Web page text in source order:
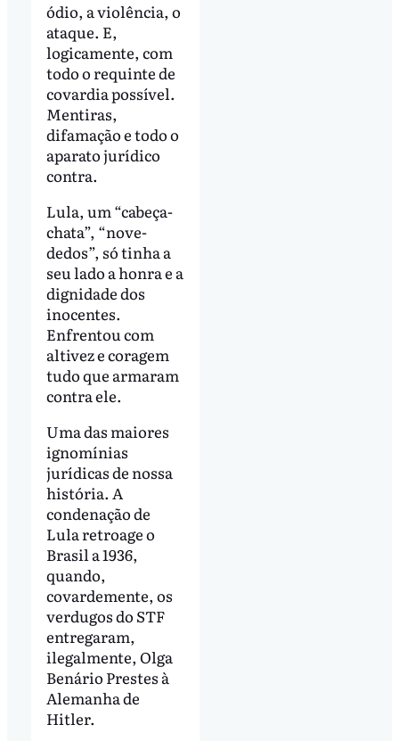
ódio, a violência, o
ataque. E,
logicamente, com
todo o requinte de
covardia possível.
Mentiras,
difamação e todo o
aparato jurídico
contra.
Lula, um “cabeça-
chata”, “nove-
dedos”, só tinha a
seu lado a honra e a
dignidade dos
inocentes.
Enfrentou com
altivez e coragem
tudo que armaram
contra ele.
Uma das maiores
ignomínias
jurídicas de nossa
história. A
condenação de
Lula retroage o
Brasil a 1936,
quando,
covardemente, os
verdugos do STF
entregaram,
ilegalmente, Olga
Benário Prestes à
Alemanha de
Hitler.